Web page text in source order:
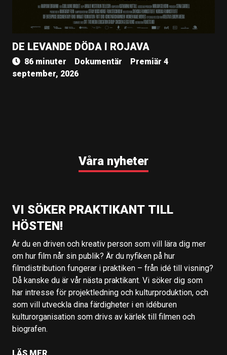
DE LEVANDE DÖDA I ROJAVA
86 minuter Dokumentär
Premiär 4
september, 2026
Våra nyheter
VI SÖKER PRAKTIKANT TILL
HÖSTEN!
Är du en driven och kreativ person som vill lära dig mer
om hur film når sin publik? Är du nyfiken på hur
filmdistribution fungerar i praktiken – från idé till visning?
Då kanske du är vår nästa praktikant. Vi söker dig som
har intresse för projektledning och kulturproduktion, och
som vill utveckla dina färdigheter i en idéburen
kulturorganisation som drivs av kärlek till filmen och
biografen.